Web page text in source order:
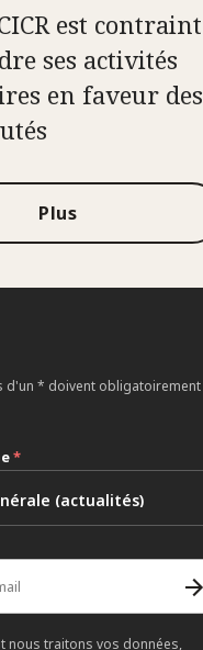
est contraint
ses activités
en faveur des
Plus
d'un * doivent obligatoirement
*
nous traitons vos données,